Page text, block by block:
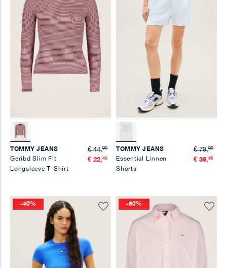
verlanglijst
TOMMY JEANS
Geribd Slim Fit
Longsleeve T-Shirt
€ 44,90
€ 22,45
TOMMY JEANS
Essential Linnen
Shorts
€ 79,90
€ 39,95
-40%
Voeg
verlanglijst
-50%
Voeg